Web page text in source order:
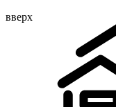
вверх